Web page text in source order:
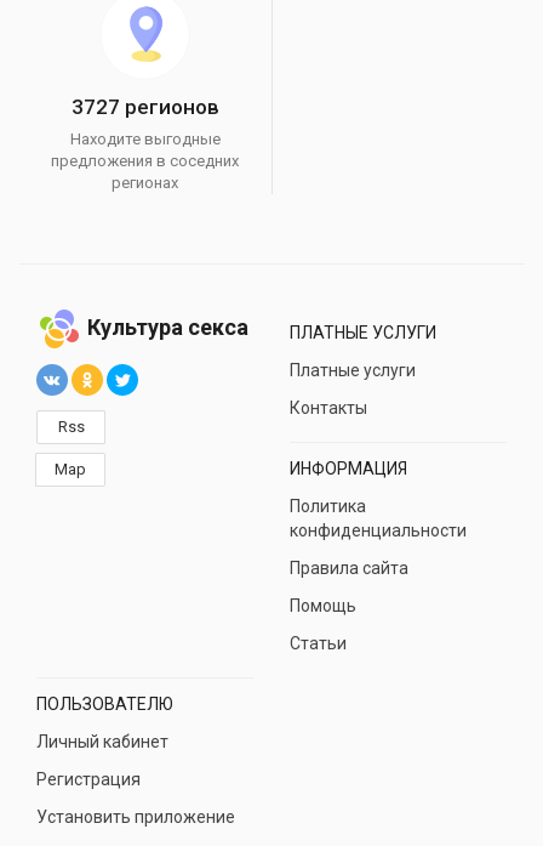
3727 регионов
Находите выгодные
предложения в соседних
регионах
Культура секса
Rss
Map
ПЛАТНЫЕ УСЛУГИ
Платные услуги
Контакты
ИНФОРМАЦИЯ
Политика
конфиденциальности
Правила сайта
Помощь
Статьи
ПОЛЬЗОВАТЕЛЮ
Личный кабинет
Регистрация
Установить приложение